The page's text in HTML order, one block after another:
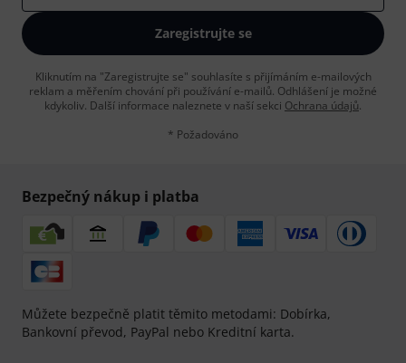
Zaregistrujte se
Kliknutím na "Zaregistrujte se" souhlasíte s přijímáním e-mailových
reklam a měřením chování při používání e-mailů. Odhlášení je možné
kdykoliv. Další informace naleznete v naší sekci Ochrana údajů.
* Požadováno
Bezpečný nákup i platba
Můžete bezpečně platit těmito metodami: Dobírka,
Bankovní převod, PayPal nebo Kreditní karta.